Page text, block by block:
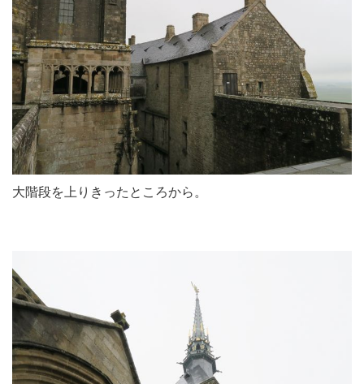
大階段を上りきったところから。